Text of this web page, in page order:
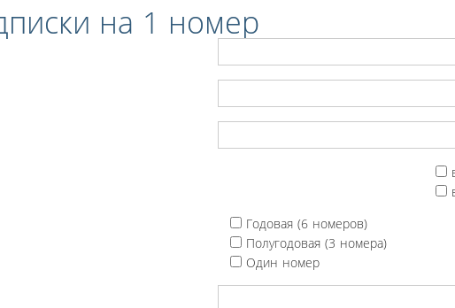
на 1 номер
Годовая (6 номеров)
Полугодовая (3 номера)
Один номер